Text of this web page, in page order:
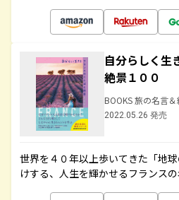
自分らしく生
絶景１００
BOOKS 旅の名言＆
2022.05.26 発売
世界を４０年以上歩いてきた「地
けする、人生を輝かせるフランス